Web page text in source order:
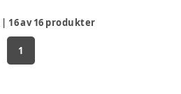
| 16av16 produkter
1